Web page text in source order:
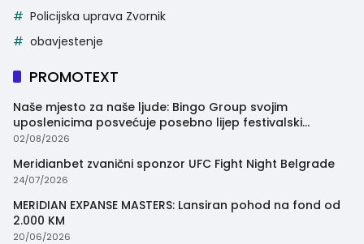
Policijska uprava Zvornik
obavjestenje
PROMOTEXT
Naše mjesto za naše ljude: Bingo Group svojim
uposlenicima posvećuje posebno lijep festivalski
trenutak
02/08/2026
Meridianbet zvanični sponzor UFC Fight Night Belgrade
24/07/2026
MERIDIAN EXPANSE MASTERS: Lansiran pohod na fond od
2.000 KM
20/06/2026